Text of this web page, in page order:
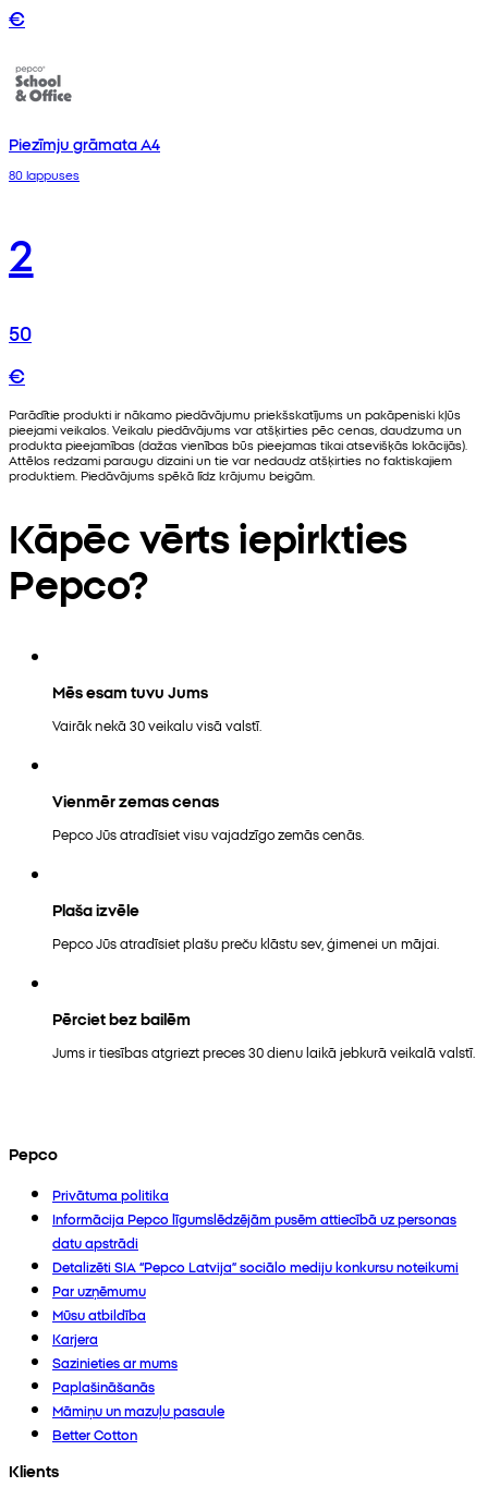
€
Piezīmju grāmata A4
80 lappuses
2
50
€
Parādītie produkti ir nākamo piedāvājumu priekšskatījums un pakāpeniski kļūs
pieejami veikalos. Veikalu piedāvājums var atšķirties pēc cenas, daudzuma un
produkta pieejamības (dažas vienības būs pieejamas tikai atsevišķās lokācijās).
Attēlos redzami paraugu dizaini un tie var nedaudz atšķirties no faktiskajiem
produktiem. Piedāvājums spēkā līdz krājumu beigām.
Kāpēc vērts iepirkties
Pepco?
Mēs esam tuvu Jums
Vairāk nekā 30 veikalu visā valstī.
Vienmēr zemas cenas
Pepco Jūs atradīsiet visu vajadzīgo zemās cenās.
Plaša izvēle
Pepco Jūs atradīsiet plašu preču klāstu sev, ģimenei un mājai.
Pērciet bez bailēm
Jums ir tiesības atgriezt preces 30 dienu laikā jebkurā veikalā valstī.
Pepco
Privātuma politika
Informācija Pepco līgumslēdzējām pusēm attiecībā uz personas
datu apstrādi
Detalizēti SIA “Pepco Latvija” sociālo mediju konkursu noteikumi
Par uzņēmumu
Mūsu atbildība
Karjera
Sazinieties ar mums
Paplašināšanās
Māmiņu un mazuļu pasaule
Better Cotton
Klients